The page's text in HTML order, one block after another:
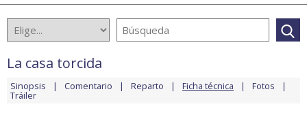
La casa torcida
Sinopsis Comentario Reparto Ficha técnica Fotos
Tráiler